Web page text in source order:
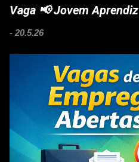
Vaga 📢 Jovem Aprendiz
- 20.5.26